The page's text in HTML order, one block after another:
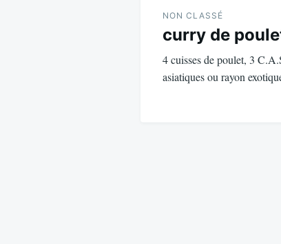
de
l’article
NON CLASSÉ
curry de
4 cuisses de poulet, 3
asiatiques ou rayon